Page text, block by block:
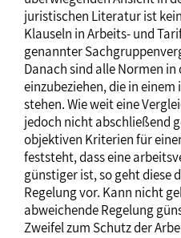
juristischen Literatur ist
Klauseln in Arbeits- und
genannter
Danach sind alle Normen in
einzubeziehen, die in
stehen. Wie weit eine
jedoch nicht abschließend
objektiven Kriterien für
feststeht, dass eine
günstiger ist, so geht diese
Regelung vor. Kann nicht
abweichende Regelung
Zweifel zum Schutz der